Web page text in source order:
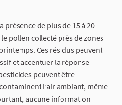
présence de plus de 15 à 20
pollen collecté près de zones
Ces résidus peuvent
et accentuer la réponse
peuvent être
l’air ambiant, même
aucune information